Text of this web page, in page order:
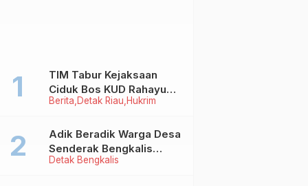
Berita Detak Riau Hukrim
TIM Tabur Kejaksaan
Ciduk Bos KUD Rahayu
Makmur Inhu di Kalbar,
Rp2,8 M
Detak Bengkalis
Adik Beradik Warga Desa
Senderak Bengkalis
‘Ditendang’ ke Malaysia,